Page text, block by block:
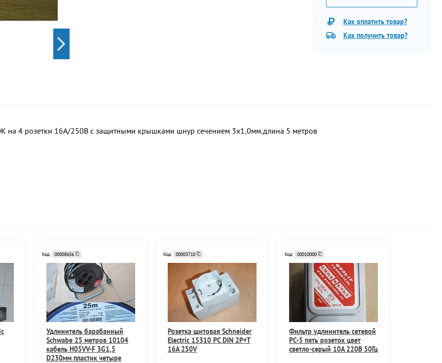
Как оплатить товар?
Как получить товар?
4 розетки 16А/250В с защитными крышками шнур сечением 3х1,0мм.длина 5 метров
Код: 00008656
Удлинитель барабанный
Schwabe 25 метров 10104
кабель H05VV-F 3G1,5
D230мм пластик четыре
Код: 00003710
Розетка щитовая Schneider
Electric 15310 PC DIN 2P+T
16A 250V
Код: 00010000
Фильтр удлинитель сетевой
РС-5 пять розеток цвет
светло-серый 10А 220В 50Гц